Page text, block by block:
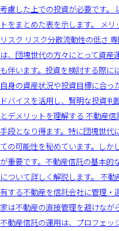
考慮した上での投資が必要です。
トをまとめた表を示します。 メ
リスク リスク分散流動性の低さ
は、団塊世代の方々にとって資産
も伴います。投資を検討する際に
自身の資産状況や投資目標に合
ドバイスを活用し、賢明な投資
とデメリットを理解する 不動産
手段となり得ます。特に団塊世代
ての可能性を秘めています。しか
が重要です。不動産信託の基本的
について詳しく解説します。 不
有する不動産を信託会社に管理・
家は不動産の直接管理を避けなが
不動産信託の運用は、プロフェ